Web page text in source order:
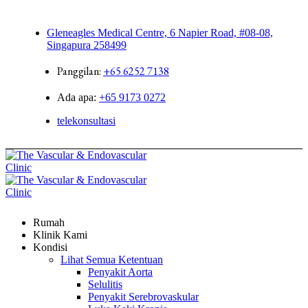
Gleneagles Medical Centre, 6 Napier Road, #08-08,
Singapura 258499
Panggilan: +65 6252 7138
Ada apa: +65 9173 0272
telekonsultasi
Rumah
Klinik Kami
Kondisi
Lihat Semua Ketentuan
Penyakit Aorta
Selulitis
Penyakit Serebrovaskular